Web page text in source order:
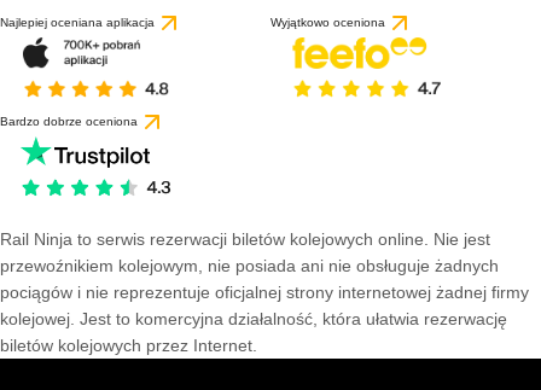
Najlepiej oceniana aplikacja Wyjątkowo oceniona
Bardzo dobrze oceniona
Rail Ninja to serwis rezerwacji biletów kolejowych online. Nie jest
przewoźnikiem kolejowym, nie posiada ani nie obsługuje żadnych
pociągów i nie reprezentuje oficjalnej strony internetowej żadnej firmy
kolejowej. Jest to komercyjna działalność, która ułatwia rezerwację
biletów kolejowych przez Internet.